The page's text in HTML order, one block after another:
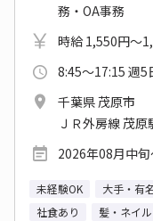
務・OA事務
時給 1,550円～
8:45～17:15 週5
千葉県 茂原市
ＪＲ外房線 茂原
2026年08月中
未経験OK 大手・有
社食あり
髪・ネイ